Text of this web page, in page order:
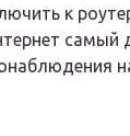
к
самый